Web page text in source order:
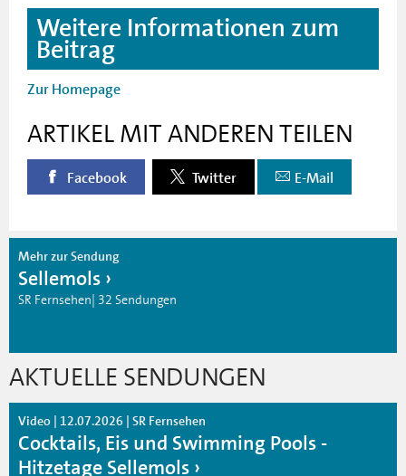
Weitere Informationen zum
Beitrag
Zur Homepage
ARTIKEL MIT ANDEREN TEILEN
Facebook Twitter E-Mail
Mehr zur Sendung
Sellemols
SR Fernsehen| 32 Sendungen
AKTUELLE SENDUNGEN
Video | 12.07.2026 | SR Fernsehen
Cocktails, Eis und Swimming Pools -
Hitzetage Sellemols